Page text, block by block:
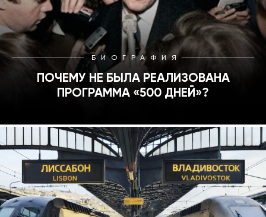
БИОГРАФИЯ
ПОЧЕМУ НЕ БЫЛА РЕАЛИЗОВАНА
ПРОГРАММА «500 ДНЕЙ»?